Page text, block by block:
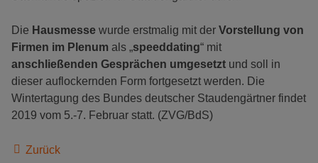
Die Hausmesse wurde erstmalig mit der Vorstellung von
Firmen im Plenum als „speeddating“ mit
anschließenden Gesprächen umgesetzt und soll in
dieser auflockernden Form fortgesetzt werden. Die
Wintertagung des Bundes deutscher Staudengärtner findet
2019 vom 5.-7. Februar statt. (ZVG/BdS)
Zurück